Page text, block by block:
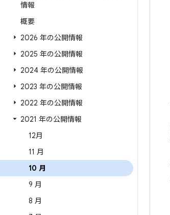
情報
概要
2026 年の公開情報
2025 年の公開情報
2024 年の公開情報
2023 年の公開情報
2022 年の公開情報
2021 年の公開情報
12月
11 月
10 月
9 月
8 月